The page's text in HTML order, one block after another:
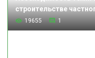
строительстве
19655 1